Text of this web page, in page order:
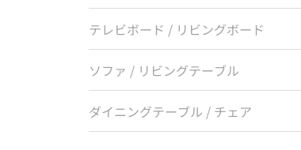
テレビボード / リビングボード
ソファ / リビングテーブル
ダイニングテーブル / チェア